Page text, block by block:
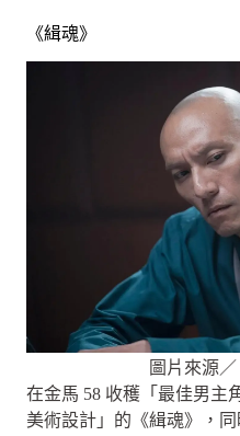
《緝魂》
圖片來源
在金馬 58 收穫「最佳男主
美術設計」的《緝魂》，